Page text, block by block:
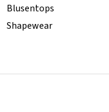
Blusentops
Shapewear